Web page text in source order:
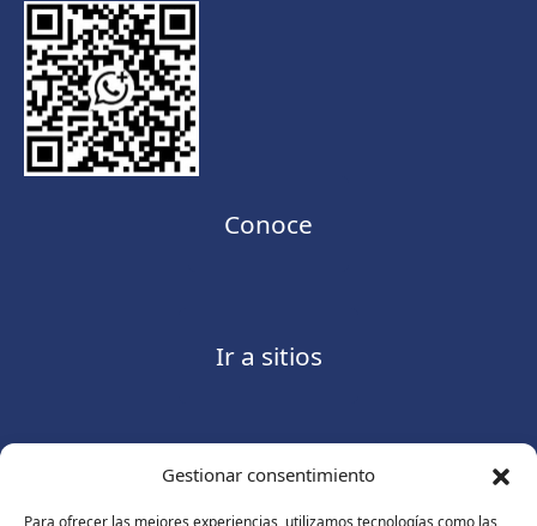
Gestionar consentimiento
Para ofrecer las mejores experiencias, utilizamos tecnologías como las
Conoce
Ir a sitios
Contáctanos